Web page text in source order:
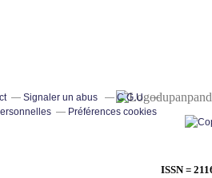
ISSN =
Signaler un abus
C.G.U.
Préférences cookies